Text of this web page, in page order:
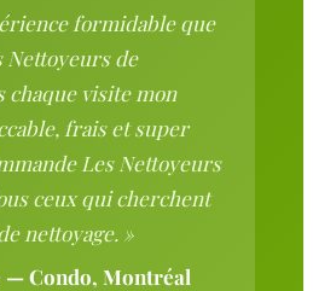
formidable que
Nettoyeurs de
chaque visite mon
frais et super
Les Nettoyeurs
ceux qui cherchent
nettoyage. »
— Condo, Montréal